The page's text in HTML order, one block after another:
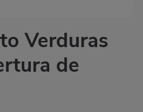
Verduras
de